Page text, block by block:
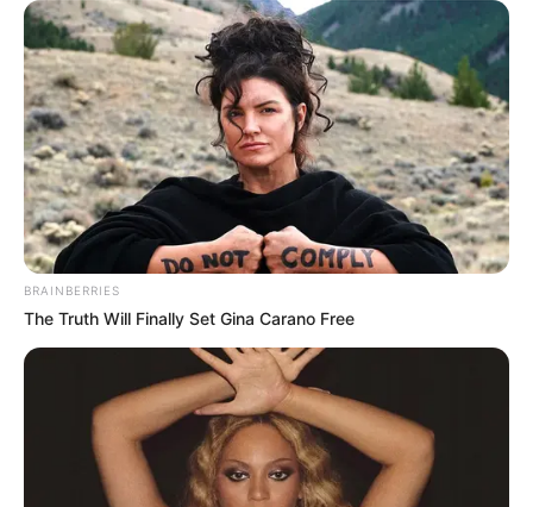
Mengikuti fungsi harian dengan bersikap normal dan
menghindari tidur siang yang panjang.
Tetap mengerjakan tugas dan meninjaunya, menata ulang
kembali tujuan, dan beristirahat sejenak.
Hindari aktivitas di depan layar dalam waktu yang lama seperti
bermain game online dan menonton televisi. Alihkan perhatian
dengan memandang pemandangan atau mengeksplorasi alam.
Setelah mengetahuinya, sekarang kamu bisa menghindari,
mencegahnya, atau mengatasinya agar tidak berlarut-larut.
TAGS CABIN FEVER RISIKO KESEHATAN TERLALU LAMA DI RUMAH
BRAINBERRIES
The Truth Will Finally Set Gina Carano Free